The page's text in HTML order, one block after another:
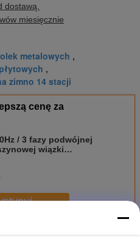
dostawą.
miesięcznie
metalowych ,
,
zimno 14 stacji
cenę za
/ 3 fazy podwójnej
wiązki
do formowania